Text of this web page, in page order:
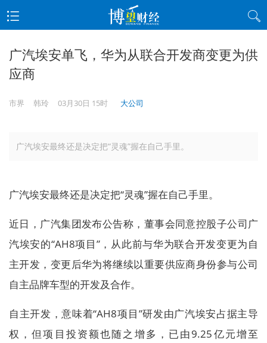
广汽埃安单飞，华为从联合开发商变更为供
应商
市界 韩玲 03月30日 15时 大公司
广汽埃安最终还是决定把“灵魂”握在自己手里。
广汽埃安最终还是决定把“灵魂”握在自己手里。
近日，广汽集团发布公告称，董事会同意控股子公司广
汽埃安的“AH8项目”，从此前与华为联合开发变更为自
主开发，变更后华为将继续以重要供应商身份参与公司
自主品牌车型的开发及合作。
自主开发，意味着“AH8项目”研发由广汽埃安占据主导
权，但项目投资额也随之增多，已由9.25亿元增至